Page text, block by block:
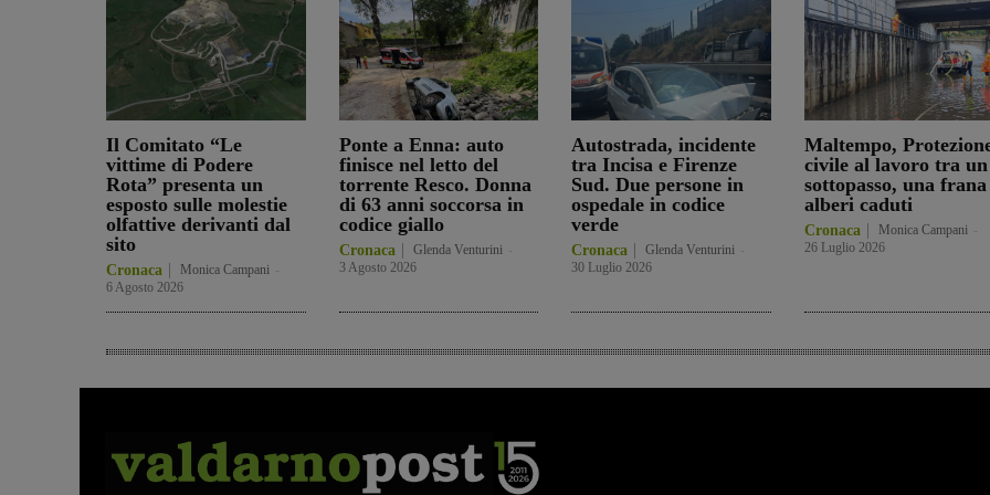
Il Comitato “Le
vittime di Podere
Rota” presenta un
esposto sulle molestie
olfattive derivanti dal
sito
Cronaca Monica Campani
6 Agosto 2026
Ponte a Enna: auto
finisce nel letto del
torrente Resco. Donna
di 63 anni soccorsa in
codice giallo
Cronaca Glenda Venturini
3 Agosto 2026
Autostrada, incidente
tra Incisa e Firenze
Sud. Due persone in
ospedale in codice
verde
Cronaca Glenda Venturini
30 Luglio 2026
Maltempo,
civile al lavoro tra un
sottopasso, una frana
alberi caduti
Cronaca Monica Campani
26 Luglio 2026